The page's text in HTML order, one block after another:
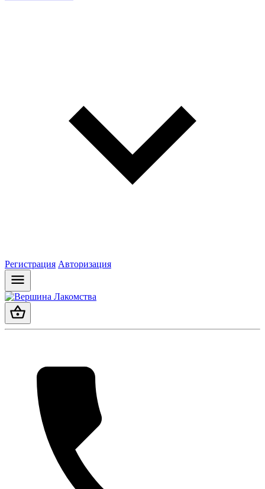
Регистрация Авторизация